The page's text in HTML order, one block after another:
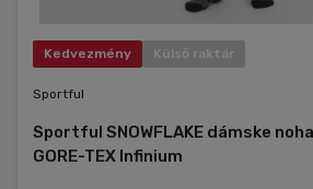
Kedvezmény Külső raktár
Sportful
Sportful SNOWFLAKE dámske
GORE-TEX Infinium